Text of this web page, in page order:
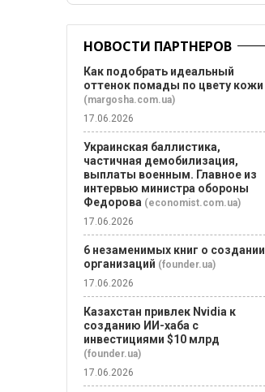
НОВОСТИ ПАРТНЕРОВ
Как подобрать идеальный
оттенок помады по цвету кожи
(margosha.com.ua)
17.06.2026
Украинская баллистика,
частичная демобилизация,
выплаты военным. Главное из
интервью министра обороны
Федорова (economist.com.ua)
17.06.2026
6 незаменимых книг о создании
организаций (founder.ua)
17.06.2026
Казахстан привлек Nvidia к
созданию ИИ-хаба с
инвестициями $10 млрд
(founder.ua)
17.06.2026